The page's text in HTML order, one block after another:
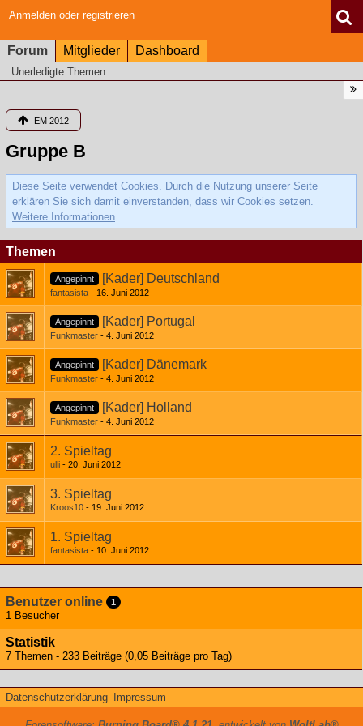
Anmelden oder registrieren
Forum Mitglieder Dashboard
Unerledigte Themen
EM 2012
Gruppe B
Diese Seite verwendet Cookies. Durch die Nutzung unserer Seite
erklären Sie sich damit einverstanden, dass wir Cookies setzen.
Weitere Informationen
Themen
Angepinnt [Kader] Deutschland
fantasista 16. Juni 2012
Angepinnt [Kader] Portugal
Funkmaster 4. Juni 2012
Angepinnt [Kader] Dänemark
Funkmaster 4. Juni 2012
Angepinnt [Kader] Holland
Funkmaster 4. Juni 2012
2. Spieltag
ulli 20. Juni 2012
3. Spieltag
Kroos10 19. Juni 2012
1. Spieltag
fantasista 10. Juni 2012
Benutzer online 1
1 Besucher
Statistik
7 Themen - 233 Beiträge (0,05 Beiträge pro Tag)
Datenschutzerklärung Impressum